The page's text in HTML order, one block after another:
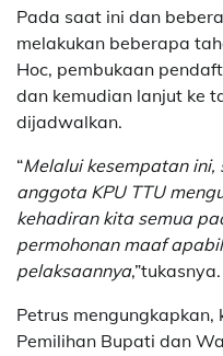
Pada saat ini dan
melakukan beberapa
Hoc, pembukaan
dan kemudian lanjut ke
dijadwalkan.
“Melalui kesempatan
anggota KPU TTU
kehadiran kita semua
permohonan maaf
pelaksaannya,”tukasnya.
Petrus
Pemilihan Bupati dan